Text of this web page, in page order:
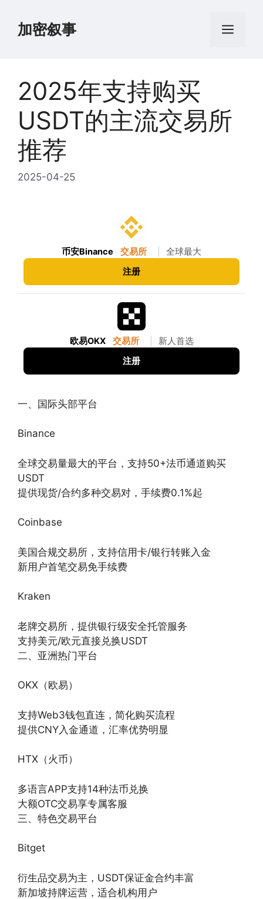
加密叙事 菜
2025年支持购买
USDT的主流交易所
推荐
2025-04-25
币安Binance 交易所 全球最大
注册
欧易OKX 交易所 新人首选
注册
一、国际头部平台
Binance‌
全球交易量最大的平台，支持50+法币通道购买
USDT
提供现货/合约多种交易对，手续费0.1%起
Coinbase‌
美国合规交易所，支持信用卡/银行转账入金
新用户首笔交易免手续费
Kraken‌
老牌交易所，提供银行级安全托管服务
支持美元/欧元直接兑换USDT
二、亚洲热门平台
OKX（欧易）‌
支持Web3钱包直连，简化购买流程
提供CNY入金通道，汇率优势明显
HTX（火币）‌
多语言APP支持14种法币兑换
大额OTC交易享专属客服
三、特色交易平台
Bitget‌
衍生品交易为主，USDT保证金合约丰富
新加坡持牌运营，适合机构用户